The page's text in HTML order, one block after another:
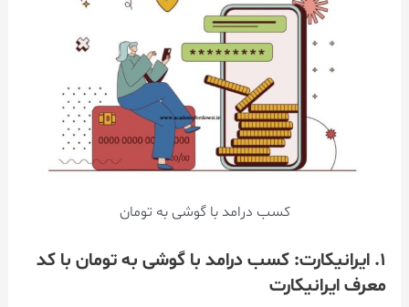
کسب درامد با گوشی به تومان
۱. ایرانیکارت: کسب درامد با گوشی به تومان با کد
معرف ایرانیکارت